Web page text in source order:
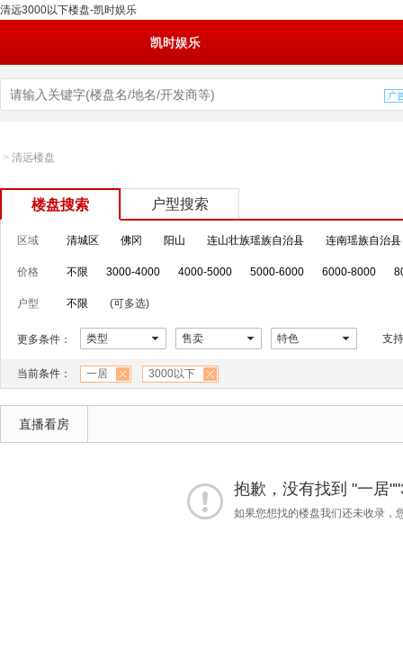
清远3000以下楼盘-凯时娱乐
凯时娱乐
> 清远楼盘
楼盘搜索 户型搜索
区域 清城区 佛冈 阳山 连山壮族瑶族自治县 连南瑶族自治县
价格 不限 3000-4000 4000-5000 5000-6000 6000-8000
户型 不限 (可多选)
更多条件： 类型 售卖 特色 支
当前条件： 一居 3000以下
直播看房
抱歉，没有找到 "一居
如果您想找的楼盘我们还未收录，